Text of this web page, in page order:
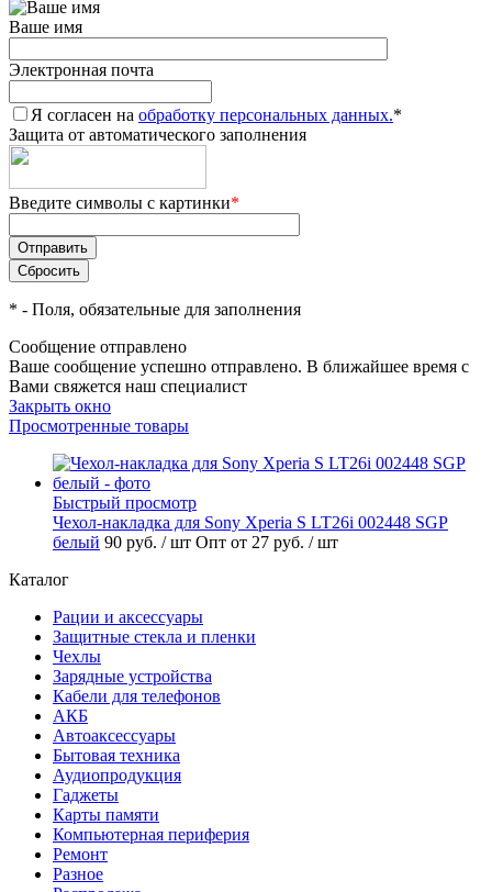
Ваше имя
Электронная почта
Я согласен на обработку персональных данных.*
Защита от автоматического заполнения
Введите символы с картинки*
* - Поля, обязательные для заполнения
Сообщение отправлено
Ваше сообщение успешно отправлено. В ближайшее время с
Вами свяжется наш специалист
Закрыть окно
Просмотренные товары
Быстрый просмотр
Чехол-накладка для Sony Xperia S LT26i 002448 SGP
белый 90 руб. / шт Опт от 27 руб. / шт
Каталог
Рации и аксессуары
Защитные стекла и пленки
Чехлы
Зарядные устройства
Кабели для телефонов
АКБ
Автоаксессуары
Бытовая техника
Аудиопродукция
Гаджеты
Карты памяти
Компьютерная периферия
Ремонт
Разное